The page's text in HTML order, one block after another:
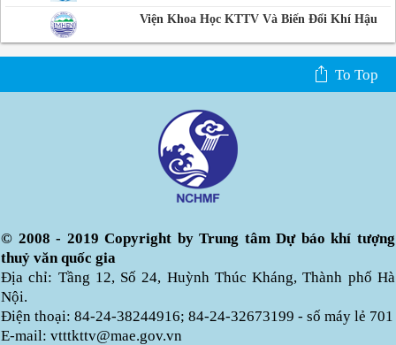
Viện Khoa Học KTTV Và Biến Đổi Khí Hậu
To Top
© 2008 - 2019 Copyright by Trung tâm Dự báo khí tượng
thuỷ văn quốc gia
Địa chỉ: Tầng 12, Số 24, Huỳnh Thúc Kháng, Thành phố Hà
Nội.
Điện thoại: 84-24-38244916; 84-24-32673199 - số máy lẻ 701
E-mail: vtttkttv@mae.gov.vn